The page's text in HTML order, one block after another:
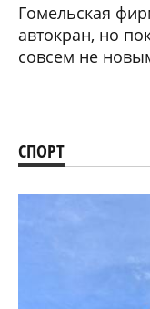
Гомельская
автокран, но
совсем не
СПОРТ